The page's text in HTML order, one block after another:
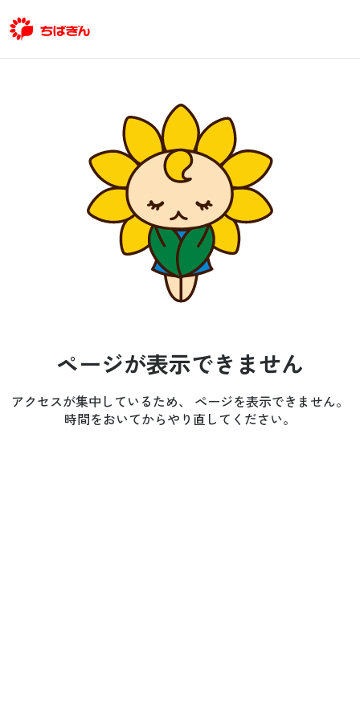
ページが表示できません
アクセスが集中しているため、 ページを表示できません。
時間をおいてからやり直してください。